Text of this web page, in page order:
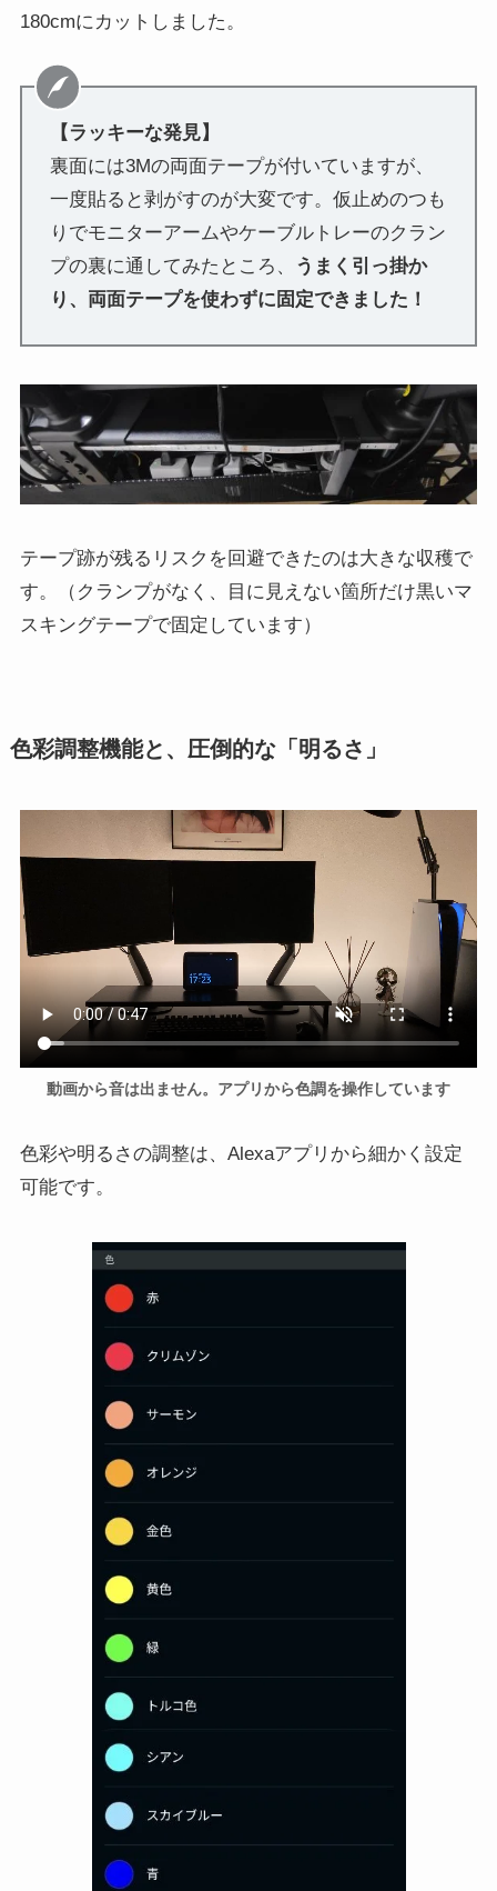
180cmにカットしました。
【ラッキーな発見】
裏面には3Mの両面テープが付いていますが、
一度貼ると剥がすのが大変です。仮止めのつも
りでモニターアームやケーブルトレーのクラン
プの裏に通してみたところ、
うまく引っ掛か
り、両面テープを使わずに固定できました！
テープ跡が残るリスクを回避できたのは大きな収穫で
す。（クランプがなく、目に見えない箇所だけ黒いマ
スキングテープで固定しています）
色彩調整機能と、圧倒的な「明るさ」
動画から音は出ません。アプリから色調を操作しています
色彩や明るさの調整は、Alexaアプリから細かく設定
可能です。